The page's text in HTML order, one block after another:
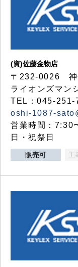
(資)佐藤金物店
〒232-0026 神
ライオンズマ
TEL：045-
oshi-1087-
営業時間：7:30
日・祝祭日
販売可 工